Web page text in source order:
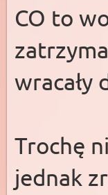
CO to
wracały
Trochę
jednak